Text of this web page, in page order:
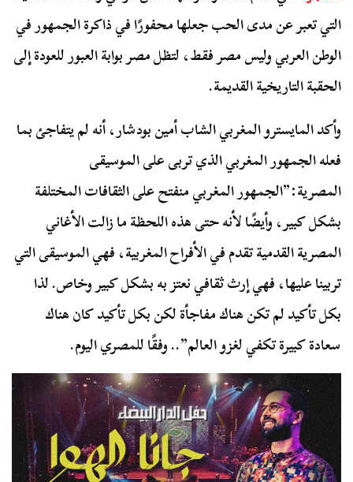
التي تعبر عن مدى الحب جعلها محفورًا في ذاكرة الجمهور في
الوطن العربي وليس مصر فقط، لتظل مصر بوابة العبور للعودة إلى
الحقبة التاريخية القديمة.
وأكد المايسترو المغربي الشاب أمين بودشار، أنه لم يتفاجئ بما
فعله الجمهور المغربي الذي تربى على الموسيقى
المصرية:”الجمهور المغربي منفتح على الثقافات المختلفة
بشكل كبير، وأيضًا لأنه حتى هذه اللحظة ما زالت الأغاني
المصرية القدمية تقدم في الأفراح المغربية، فهي الموسيقى التي
تربينا عليها، فهي إرث ثقافي نعتز به بشكل كبير وخاص. لذا
بكل تأكيد لم تكن هناك مفاجأة لكن بكل تأكيد كان هناك
سعادة كبيرة تكفي لغزو العالم”.. وفقًا للمصري اليوم.